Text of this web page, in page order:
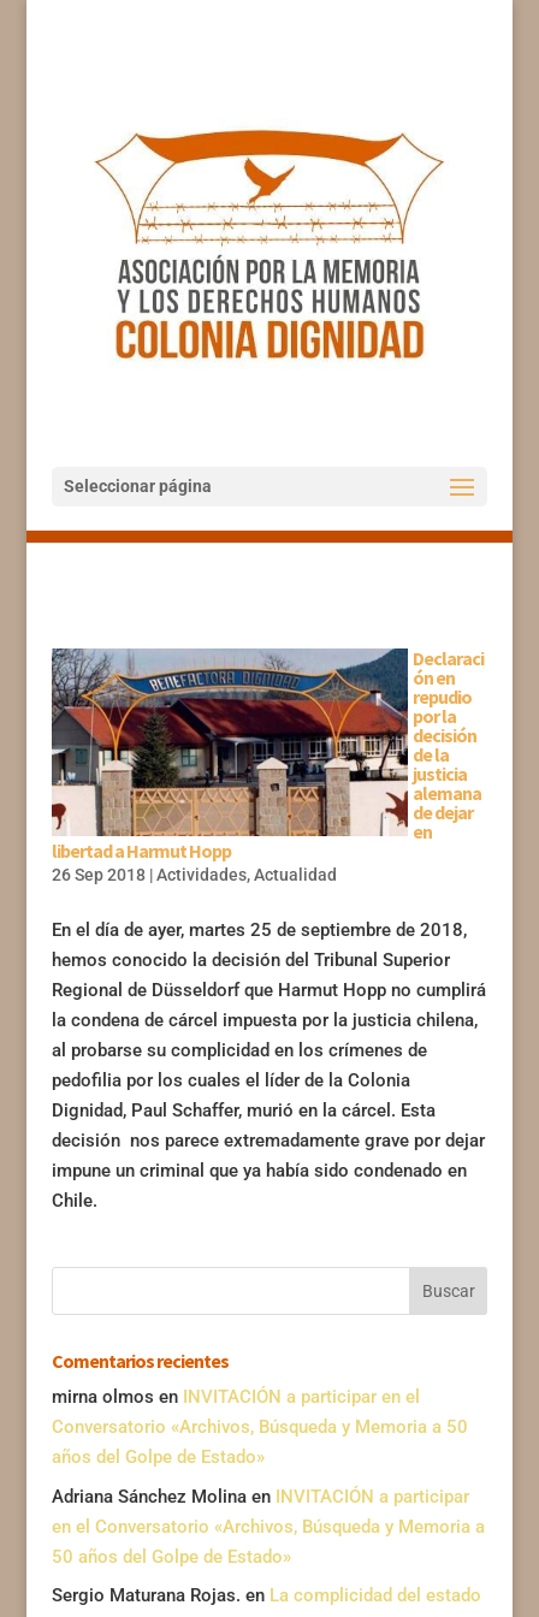
Seleccionar página
Declaraci
ón en
repudio
por la
decisión
de la
justicia
alemana
de dejar
en
libertad a Harmut Hopp
26 Sep 2018|Actividades,Actualidad
En el día de ayer, martes 25 de septiembre de 2018,
hemos conocido la decisión del Tribunal Superior
Regional de Düsseldorf que Harmut Hopp no cumplirá
la condena de cárcel impuesta por la justicia chilena,
al probarse su complicidad en los crímenes de
pedofilia por los cuales el líder de la Colonia
Dignidad, Paul Schaffer, murió en la cárcel. Esta
decisión nos parece extremadamente grave por dejar
impune un criminal que ya había sido condenado en
Chile.
Comentarios recientes
mirna olmos en INVITACIÓN a participar en el
Conversatorio «Archivos, Búsqueda y Memoria a 50
años del Golpe de Estado»
Adriana Sánchez Molinaen INVITACIÓN a participar
en el Conversatorio «Archivos, Búsqueda y Memoria a
50 años del Golpe de Estado»
Sergio Maturana Rojas. en La complicidad del estado